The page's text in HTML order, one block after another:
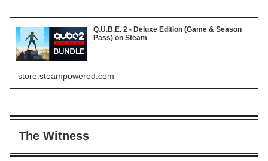
Q.U.B.E. 2 - Deluxe Edition (Game & Season
Pass) on Steam
store.steampowered.com
The Witness